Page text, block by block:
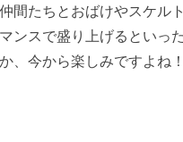
間たちとおばけやスケル
ンスで盛り上げるといっ
、今から楽しみですよね！